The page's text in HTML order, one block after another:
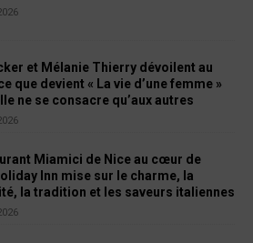
et Mélanie Thierry dévoilent au
que devient « La vie d’une femme »
ne se consacre qu’aux autres
Miamici de Nice au cœur de
Inn mise sur le charme, la
la tradition et les saveurs italiennes